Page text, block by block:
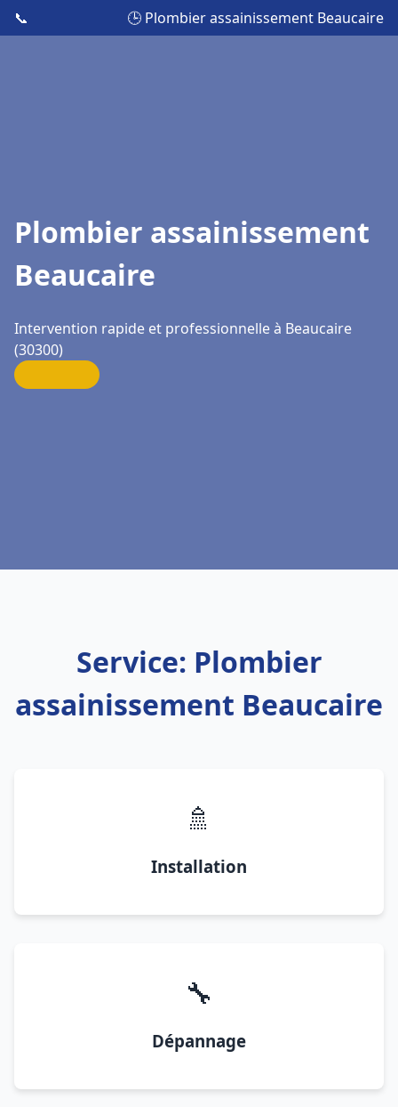
📞 🕒 Plombier assainissement Beaucaire
Plombier assainissement
Beaucaire
Intervention rapide et professionnelle à Beaucaire
(30300)
Service: Plombier
assainissement Beaucaire
🚿
Installation
🔧
Dépannage